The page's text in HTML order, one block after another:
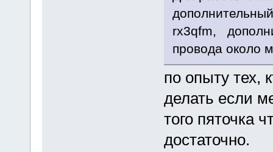
rx3qfm,
провода около
по опыту тех,
делать если
того пяточка
достаточно.